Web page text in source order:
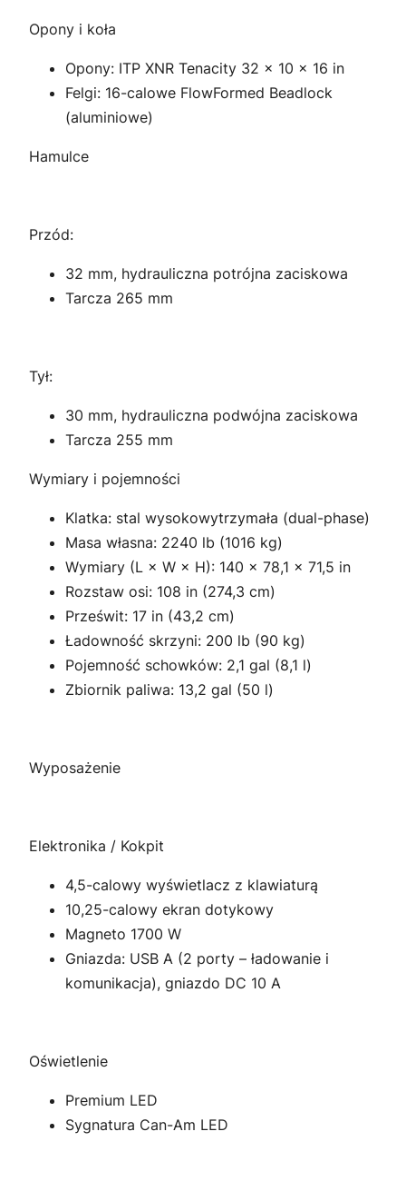
Opony i koła
Opony: ITP XNR Tenacity 32 × 10 × 16 in
Felgi: 16-calowe FlowFormed Beadlock
(aluminiowe)
Hamulce
Przód:
32 mm, hydrauliczna potrójna zaciskowa
Tarcza 265 mm
Tył:
30 mm, hydrauliczna podwójna zaciskowa
Tarcza 255 mm
Wymiary i pojemności
Klatka: stal wysokowytrzymała (dual-phase)
Masa własna: 2240 lb (1016 kg)
Wymiary (L × W × H): 140 × 78,1 × 71,5 in
Rozstaw osi: 108 in (274,3 cm)
Prześwit: 17 in (43,2 cm)
Ładowność skrzyni: 200 lb (90 kg)
Pojemność schowków: 2,1 gal (8,1 l)
Zbiornik paliwa: 13,2 gal (50 l)
Wyposażenie
Elektronika / Kokpit
4,5-calowy wyświetlacz z klawiaturą
10,25-calowy ekran dotykowy
Magneto 1700 W
Gniazda: USB A (2 porty – ładowanie i
komunikacja), gniazdo DC 10 A
Oświetlenie
Premium LED
Sygnatura Can-Am LED